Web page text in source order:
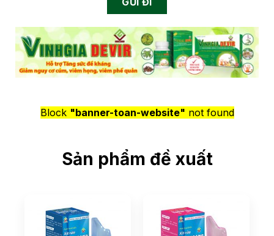
Block "banner-toan-website" not found
Sản phẩm đề xuất